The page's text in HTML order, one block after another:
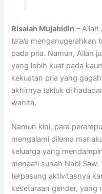
Risalah Mujahidin – Allah
ta’ala menganugerahkan
pada pria. Namun, Allah
yang lebih kuat pada
kekuatan pria yang
akhirnya takluk di
wanita.
Namun kini, para
mengalami dilema
keluarga yang
menaati sunah Nabi
terpasung aktivitasnya
kesetaraan gender, yang